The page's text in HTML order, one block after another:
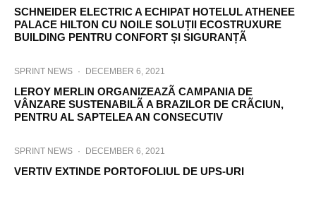
SCHNEIDER ELECTRIC A ECHIPAT HOTELUL ATHENEE
PALACE HILTON CU NOILE SOLUȚII ECOSTRUXURE
BUILDING PENTRU CONFORT ȘI SIGURANȚÃ
SPRINT NEWS · DECEMBER 6, 2021
LEROY MERLIN ORGANIZEAZÃ CAMPANIA DE
VÂNZARE SUSTENABILÃ A BRAZILOR DE CRÃCIUN,
PENTRU AL SAPTELEA AN CONSECUTIV
SPRINT NEWS · DECEMBER 6, 2021
VERTIV EXTINDE PORTOFOLIUL DE UPS-URI